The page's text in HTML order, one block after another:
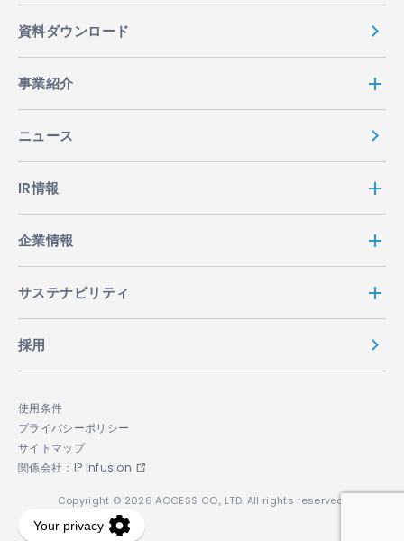
資料ダウンロード
事業紹介
ニュース
IR情報
企業情報
サステナビリティ
採用
使用条件
プライバシーポリシー
サイトマップ
関係会社：IP Infusion
Copyright © 2026 ACCESS CO., LTD. All rights reserved.